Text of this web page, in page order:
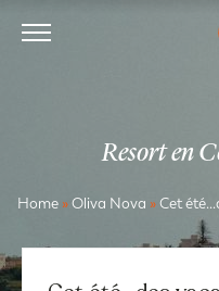
Resort en
Home »Oliva Nova »Cet